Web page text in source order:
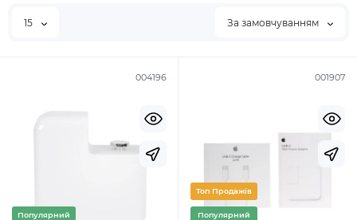
15 За замовчуванням
004196
Популярний
001907
Топ Продажів
Популярний